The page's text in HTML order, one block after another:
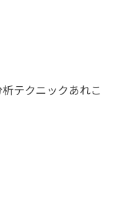
テクニックあれこ